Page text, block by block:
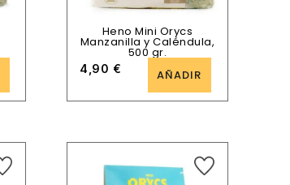
Heno Mini Orycs
Manzanilla y Caléndula,
500 gr.
4,90 € AÑADIR